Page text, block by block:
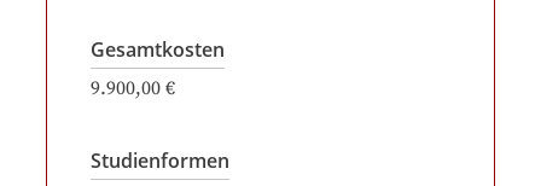
Gesamtkosten
9.900,00 €
Studienformen